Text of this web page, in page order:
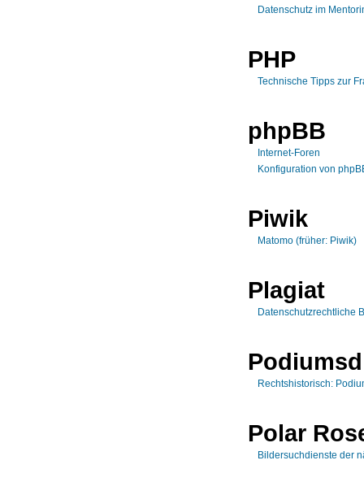
Datenschutz im
PHP
Technische Tipps zur
phpBB
Internet-Foren
Konfiguration von
Piwik
Matomo (früher: Piwik)
Plagiat
Datenschutzrechtliche
Rechtshistorisch:
Polar
Bildersuchdienste der